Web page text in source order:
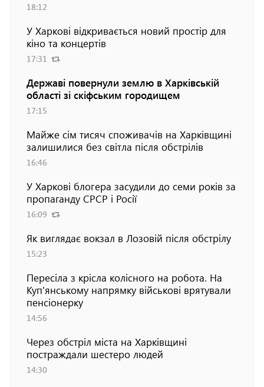
18:12
У Харкові відкривається новий простір для
кіно та концертів
17:31
Державі повернули землю в Харківській
області зі скіфським городищем
17:15
Майже сім тисяч споживачів на Харківщині
залишилися без світла після обстрілів
16:46
У Харкові блогера засудили до семи років за
пропаганду СРСР і Росії
16:09
Як виглядає вокзал в Лозовій після обстрілу
15:23
Пересіла з крісла колісного на робота. На
Куп'янському напрямку військові врятували
пенсіонерку
14:56
Через обстріл міста на Харківщині
постраждали шестеро людей
14:30